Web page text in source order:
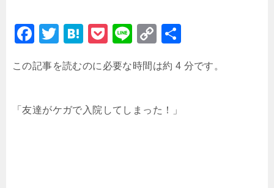
F
c
b
T
tt
H
e
a
P
c
et
Li
e
C
p
Li
この記事を読むのに必要な時間は約 4 分です。
「友達がケガで入院してしまった！」